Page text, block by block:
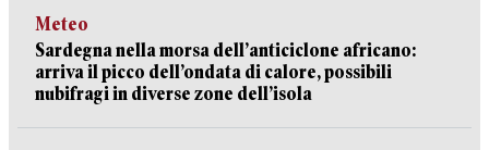
Meteo
Sardegna nella morsa dell’anticiclone africano:
arriva il picco dell’ondata di calore, possibili
nubifragi in diverse zone dell’isola